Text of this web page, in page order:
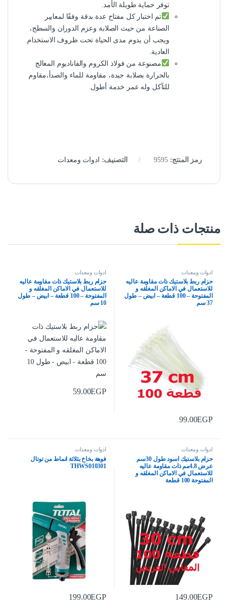
توفر حماية طويلة الأمد.
تم اختبار كل مفتاح عدة بدقة وفقًا لمعايير
الصناعة من حيث الصلابة وعزم الدوران والسطح،
ويجب أن يدوم مدى الحياة تحت ظروف الاستخدام
العادية.
مصنوعة من فولاذ الكروم والفاناديوم المعالج
بالحرارة بصلابة جيدة، مقاومة للماء والصدأ،مقاوم
للتآكل وله عمر خدمة أطول.
رمز المنتج:9595 التصنيف: ادوات ومعدات
منتجات ذات صلة
ادوات ومعدات
حزام ربط بلاستيك ذات مقاومة عاليه
للاستعمال في الاماكن المغلقه و
المفتوحة – 100 قطعة – ابيض – طول
37 سم
99.00EGP
ادوات ومعدات
حزام ربط بلاستيك ذات مقاومة عاليه
للاستعمال في الاماكن المغلقه و
المفتوحة – 100 قطعة – ابيض – طول
10 سم
59.00EGP
ادوات ومعدات
حزام بلاستيك اسود طول 30سم
عرض 4.8مم ذات مقاومة عاليه
للاستعمال في الاماكن المغلقه و
المفتوحة 100 قطعة
149.00EGP
ادوات ومعدات
فوهة بخاخ بثلاثة انماط من توتال
THWS010301
199.00EGP